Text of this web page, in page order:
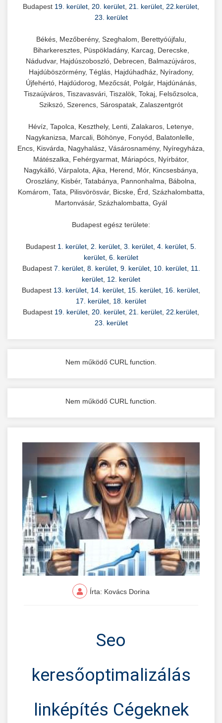
Budapest 19. kerület 20. kerület 21. kerület 22.kerület
23. kerület
Békés, Mezőberény, Szeghalom, Berettyóújfalu,
Biharkeresztes, Püspökladány, Karcag, Derecske,
Nádudvar, Hajdúszoboszló, Debrecen, Balmazújváros,
Hajdúböszörmény, Téglás, Hajdúhadház, Nyíradony,
Újfehértó, Hajdúdorog, Mezőcsát, Polgár, Hajdúnánás,
Tiszaújváros, Tiszavasvári, Tiszalök, Tokaj, Felsőzsolca,
Szikszó, Szerencs, Sárospatak, Zalaszentgrót
Hévíz, Tapolca, Keszthely, Lenti, Zalakaros, Letenye,
Nagykanizsa, Marcali, Böhönye, Fonyód, Balatonlelle,
Encs, Kisvárda, Nagyhalász, Vásárosnamény, Nyíregyháza,
Mátészalka, Fehérgyarmat, Máriapócs, Nyírbátor,
Nagykálló, Várpalota, Ajka, Herend, Mór, Kincsesbánya,
Oroszlány, Kisbér, Tatabánya, Pannonhalma, Bábolna,
Komárom, Tata, Pilisvörösvár, Bicske, Érd, Százhalombatta,
Martonvásár, Százhalombatta, Gyál
Budapest egész területe:
Budapest 1. kerület 2. kerület 3. kerület 4. kerület 5.
kerület 6. kerület
Budapest 7. kerület, 8. kerület, 9. kerület, 10. kerület, 11.
kerület 12. kerület
Budapest 13. kerület 14. kerület 15. kerület 16. kerület
17. kerület 18. kerület
Budapest 19. kerület 20. kerület 21. kerület 22.kerület
23. kerület
Nem működő CURL function.
Nem működő CURL function.
Írta: Kovács Dorina
Seo
keresőoptimalizálás
linképítés Cégeknek